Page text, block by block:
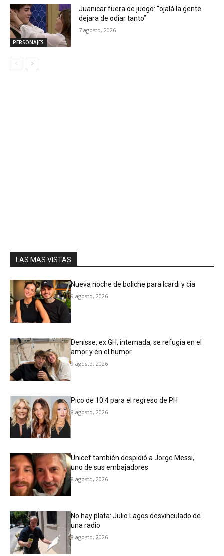
PERSONAJES
Juanicar fuera de juego: “ojalá la gente
dejara de odiar tanto”
7 agosto, 2026
LAS MAS VISTAS
Nueva noche de boliche para Icardi y cia
9 agosto, 2026
Denisse, ex GH, internada, se refugia en el
amor y en el humor
9 agosto, 2026
Pico de 10.4 para el regreso de PH
8 agosto, 2026
Unicef también despidió a Jorge Messi,
uno de sus embajadores
8 agosto, 2026
No hay plata: Julio Lagos desvinculado de
una radio
8 agosto, 2026